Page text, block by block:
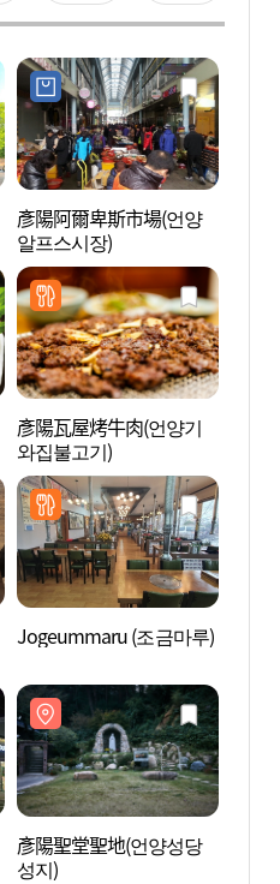
彥陽阿爾卑斯市場(언양
알프스시장)
彥陽瓦屋烤牛肉(언양기
와집불고기)
Jogeummaru (조금마루)
彥陽聖堂聖地(언양성당
성지)